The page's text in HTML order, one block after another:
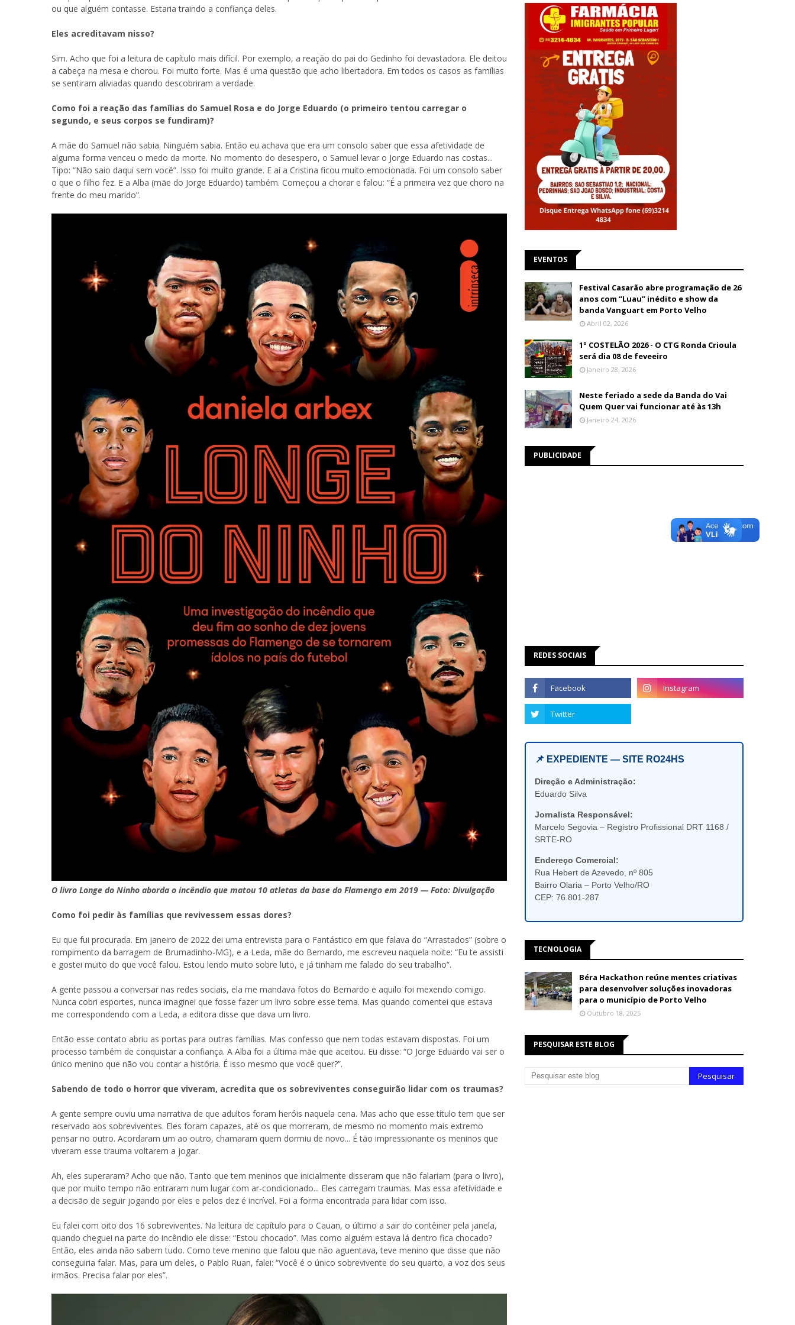
ou que alguém contasse. Estaria traindo a confiança deles.
Eles acreditavam nisso?
Sim. Acho que foi a leitura de capítulo mais difícil. Por exemplo, a reação do pai do Gedinho foi devastadora. Ele deitou
a cabeça na mesa e chorou. Foi muito forte. Mas é uma questão que acho libertadora. Em todos os casos as famílias
se sentiram aliviadas quando descobriram a verdade.
Como foi a reação das famílias do Samuel Rosa e do Jorge Eduardo (o primeiro tentou carregar o
segundo, e seus corpos se fundiram)?
A mãe do Samuel não sabia. Ninguém sabia. Então eu achava que era um consolo saber que essa afetividade de
alguma forma venceu o medo da morte. No momento do desespero, o Samuel levar o Jorge Eduardo nas costas...
Tipo: “Não saio daqui sem você”. Isso foi muito grande. E aí a Cristina ficou muito emocionada. Foi um consolo saber
o que o filho fez. E a Alba (mãe do Jorge Eduardo) também. Começou a chorar e falou: “É a primeira vez que choro na
frente do meu marido”.
O livro Longe do Ninho aborda o incêndio que matou 10 atletas da base do Flamengo em 2019 — Foto: Divulgação
Como foi pedir às famílias que revivessem essas dores?
Eu que fui procurada. Em janeiro de 2022 dei uma entrevista para o Fantástico em que falava do “Arrastados” (sobre o
rompimento da barragem de Brumadinho-MG), e a Leda, mãe do Bernardo, me escreveu naquela noite: “Eu te assisti
e gostei muito do que você falou. Estou lendo muito sobre luto, e já tinham me falado do seu trabalho”.
A gente passou a conversar nas redes sociais, ela me mandava fotos do Bernardo e aquilo foi mexendo comigo.
Nunca cobri esportes, nunca imaginei que fosse fazer um livro sobre esse tema. Mas quando comentei que estava
me correspondendo com a Leda, a editora disse que dava um livro.
Então esse contato abriu as portas para outras famílias. Mas confesso que nem todas estavam dispostas. Foi um
processo também de conquistar a confiança. A Alba foi a última mãe que aceitou. Eu disse: “O Jorge Eduardo vai ser o
único menino que não vou contar a história. É isso mesmo que você quer?”.
Sabendo de todo o horror que viveram, acredita que os sobreviventes conseguirão lidar com os traumas?
A gente sempre ouviu uma narrativa de que adultos foram heróis naquela cena. Mas acho que esse título tem que ser
reservado aos sobreviventes. Eles foram capazes, até os que morreram, de mesmo no momento mais extremo
pensar no outro. Acordaram um ao outro, chamaram quem dormiu de novo... É tão impressionante os meninos que
viveram esse trauma voltarem a jogar.
Ah, eles superaram? Acho que não. Tanto que tem meninos que inicialmente disseram que não falariam (para o livro),
que por muito tempo não entraram num lugar com ar-condicionado... Eles carregam traumas. Mas essa afetividade e
a decisão de seguir jogando por eles e pelos dez é incrível. Foi a forma encontrada para lidar com isso.
Eu falei com oito dos 16 sobreviventes. Na leitura de capítulo para o Cauan, o último a sair do contêiner pela janela,
quando cheguei na parte do incêndio ele disse: “Estou chocado”. Mas como alguém estava lá dentro fica chocado?
Então, eles ainda não sabem tudo. Como teve menino que falou que não aguentava, teve menino que disse que não
conseguiria falar. Mas, para um deles, o Pablo Ruan, falei: “Você é o único sobrevivente do seu quarto, a voz dos seus
irmãos. Precisa falar por eles”.
EVENTOS
Festival Casarão abre programação de 26
anos com “Luau” inédito e show da
banda Vanguart em Porto Velho
Abril 02, 2026
1º COSTELÃO 2026 - O CTG Ronda Crioula
será dia 08 de feveeiro
Janeiro 28, 2026
Neste feriado a sede da Banda do Vai
Quem Quer vai funcionar até às 13h
Janeiro 24, 2026
PUBLICIDADE
REDES SOCIAIS
📌 EXPEDIENTE — SITE RO24HS
Direção e Administração:
Eduardo Silva
Jornalista Responsável:
Marcelo Segovia – Registro Profissional DRT 1168 /
SRTE-RO
Endereço Comercial:
Rua Hebert de Azevedo, nº 805
Bairro Olaria – Porto Velho/RO
CEP: 76.801-287
TECNOLOGIA
Béra Hackathon reúne mentes criativas
para desenvolver soluções inovadoras
para o município de Porto Velho
Outubro 18, 2025
PESQUISAR ESTE BLOG